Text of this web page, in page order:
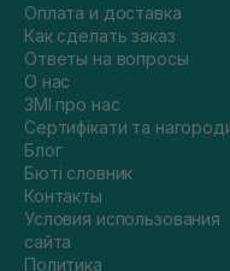
Оплата и доставка
Как сделать заказ
Ответы на вопросы
О нас
ЗМІ про нас
Сертифікати та
Блог
Бюті словник
Контакты
Условия использования
сайта
Политика